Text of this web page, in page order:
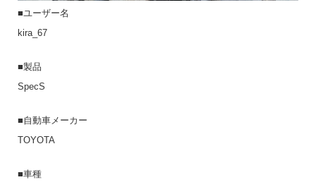
■ユーザー名
kira_67
■製品
SpecS
■自動車メーカー
TOYOTA
■車種